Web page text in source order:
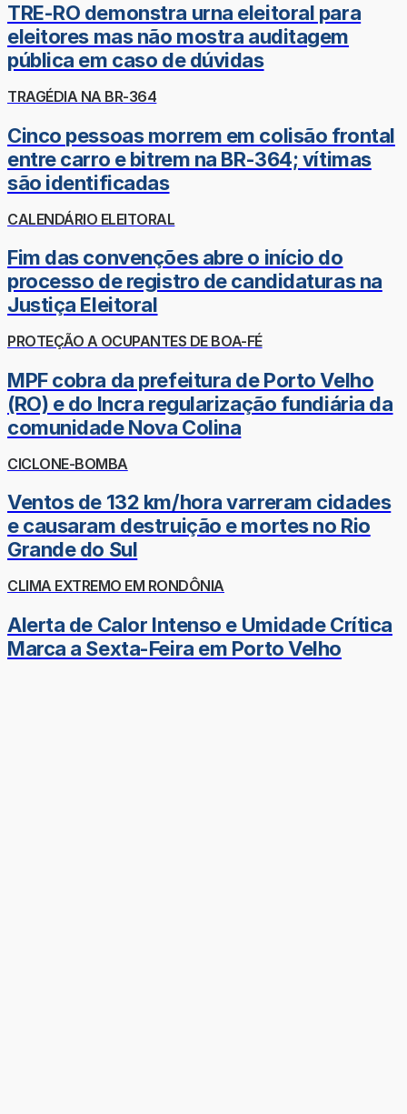
TRE-RO demonstra urna eleitoral para
eleitores mas não mostra auditagem
pública em caso de dúvidas
TRAGÉDIA NA BR-364
Cinco pessoas morrem em colisão frontal
entre carro e bitrem na BR-364; vítimas
são identificadas
CALENDÁRIO ELEITORAL
Fim das convenções abre o início do
processo de registro de candidaturas na
Justiça Eleitoral
PROTEÇÃO A OCUPANTES DE BOA-FÉ
MPF cobra da prefeitura de Porto Velho
(RO) e do Incra regularização fundiária da
comunidade Nova Colina
CICLONE-BOMBA
Ventos de 132 km/hora varreram cidades
e causaram destruição e mortes no Rio
Grande do Sul
CLIMA EXTREMO EM RONDÔNIA
Alerta de Calor Intenso e Umidade Crítica
Marca a Sexta-Feira em Porto Velho